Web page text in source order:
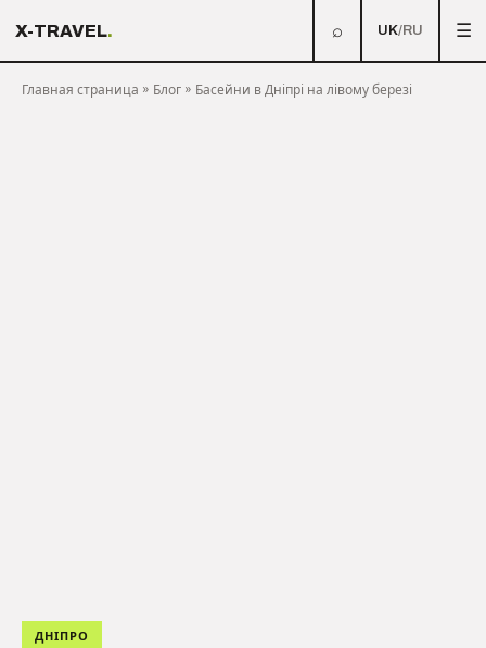
X-TRAVEL. UK/RU
⌕ ☰
Главная страница » Блог » Басейни в Дніпрі на лівому березі
ДНІПРО